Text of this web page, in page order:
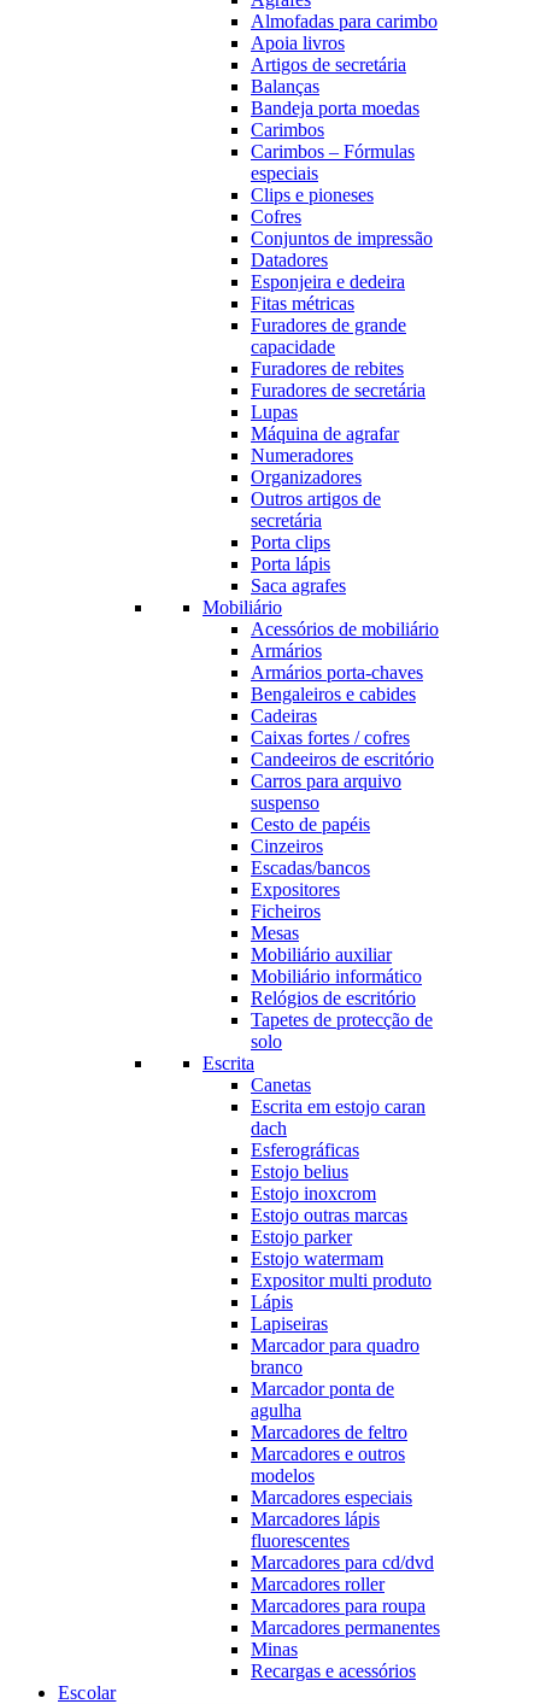
Almofadas para carimbo
Apoia livros
Artigos de secretária
Balanças
Bandeja porta moedas
Carimbos
Carimbos – Fórmulas
especiais
Clips e pioneses
Cofres
Conjuntos de impressão
Datadores
Esponjeira e dedeira
Fitas métricas
Furadores de grande
capacidade
Furadores de rebites
Furadores de secretária
Lupas
Máquina de agrafar
Numeradores
Organizadores
Outros artigos de
secretária
Porta clips
Porta lápis
Saca agrafes
Mobiliário
Acessórios de mobiliário
Armários
Armários porta-chaves
Bengaleiros e cabides
Cadeiras
Caixas fortes / cofres
Candeeiros de escritório
Carros para arquivo
suspenso
Cesto de papéis
Cinzeiros
Escadas/bancos
Expositores
Ficheiros
Mesas
Mobiliário auxiliar
Mobiliário informático
Relógios de escritório
Tapetes de protecção de
solo
Escrita
Canetas
Escrita em estojo caran
dach
Esferográficas
Estojo belius
Estojo inoxcrom
Estojo outras marcas
Estojo parker
Estojo watermam
Expositor multi produto
Lápis
Lapiseiras
Marcador para quadro
branco
Marcador ponta de
agulha
Marcadores de feltro
Marcadores e outros
modelos
Marcadores especiais
Marcadores lápis
fluorescentes
Marcadores para cd/dvd
Marcadores roller
Marcadores para roupa
Marcadores permanentes
Minas
Recargas e acessórios
Escolar